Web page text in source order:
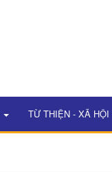
TỪ THIỆN - XÃ HỘI